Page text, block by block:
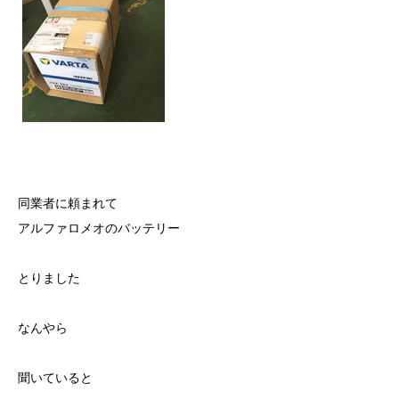
同業者に頼まれて
アルファロメオのバッテリー
とりました
なんやら
聞いていると